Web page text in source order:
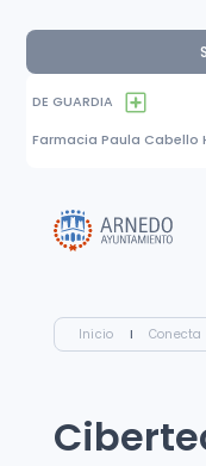
DE GUARDIA
Farmacia Paula Cabello
Inicio I Conecta